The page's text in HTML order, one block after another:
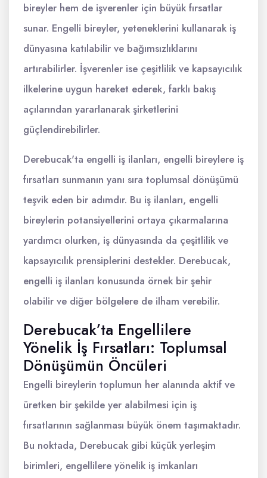
bireyler hem de işverenler için büyük fırsatlar
sunar. Engelli bireyler, yeteneklerini kullanarak iş
dünyasına katılabilir ve bağımsızlıklarını
artırabilirler. İşverenler ise çeşitlilik ve kapsayıcılık
ilkelerine uygun hareket ederek, farklı bakış
açılarından yararlanarak şirketlerini
güçlendirebilirler.
Derebucak'ta engelli iş ilanları, engelli bireylere iş
fırsatları sunmanın yanı sıra toplumsal dönüşümü
teşvik eden bir adımdır. Bu iş ilanları, engelli
bireylerin potansiyellerini ortaya çıkarmalarına
yardımcı olurken, iş dünyasında da çeşitlilik ve
kapsayıcılık prensiplerini destekler. Derebucak,
engelli iş ilanları konusunda örnek bir şehir
olabilir ve diğer bölgelere de ilham verebilir.
Derebucak’ta Engellilere
Yönelik İş Fırsatları: Toplumsal
Dönüşümün Öncüleri
Engelli bireylerin toplumun her alanında aktif ve
üretken bir şekilde yer alabilmesi için iş
fırsatlarının sağlanması büyük önem taşımaktadır.
Bu noktada, Derebucak gibi küçük yerleşim
birimleri, engellilere yönelik iş imkanları